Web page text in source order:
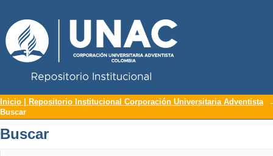
Buscar
Inicio | Repositorio Institucional Corporación Universitaria Adventista
Buscar
Buscar